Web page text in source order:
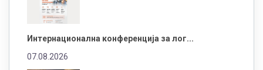
Интернационална конференција за лог...
07.08.2026